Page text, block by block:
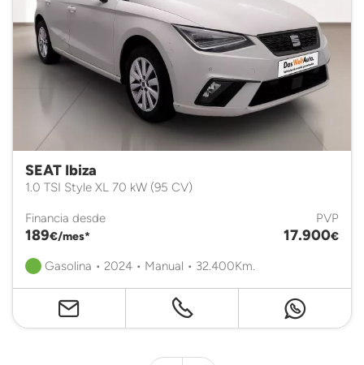
SEAT Ibiza
1.0 TSI Style XL 70 kW (95 CV)
Financia desde
189€/mes*
PVP
17.900€
Gasolina • 2024 • Manual • 32.400Km.